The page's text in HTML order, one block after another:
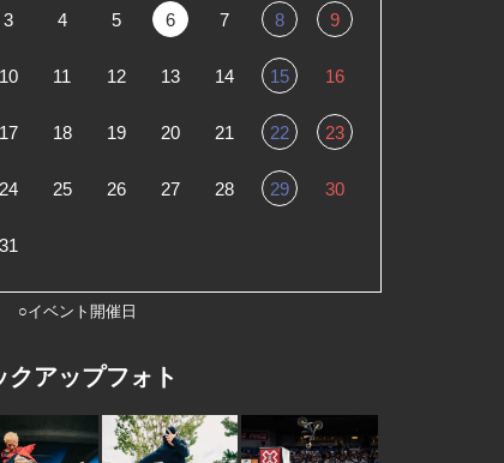
3 4 5 6 7 8 9
10 11 12 13 14 15 16
17 18 19 20 21 22 23
24 25 26 27 28 29 30
31
○イベント開催日
クアップフォト